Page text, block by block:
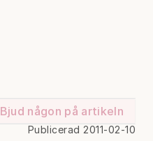
Bjud någon på artikeln
Publicerad 2011-02-10